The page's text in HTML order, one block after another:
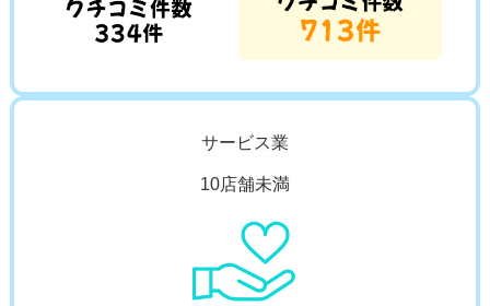
サービス業
10店舗未満